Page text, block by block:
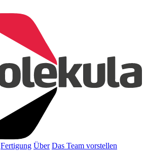
Fertigung Über Das Team vorstellen